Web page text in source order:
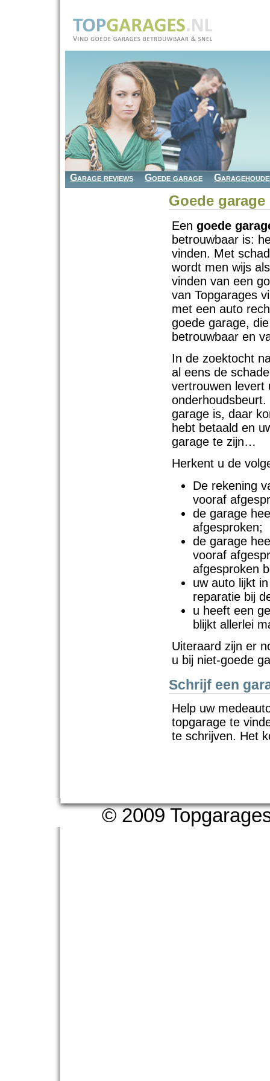
Goede garage
Een goede
betrouwbaar is:
vinden. Met
wordt men wijs
vinden van een
van Topgarages
met een auto
goede garage,
betrouwbaar en
In de zoektocht
al eens de
vertrouwen levert
garage is, daar
hebt betaald en
garage te zijn…
Herkent u de
De rekening
vooraf
de garage
afgesproken;
de garage
vooraf
afgesproken
uw auto lijkt
reparatie bij
u heeft een
blijkt allerlei
Uiteraard zijn er
u bij niet-goede
Schrijf een
Help uw
topgarage te
te schrijven. Het
Garage reviews Goede garage
© 2009